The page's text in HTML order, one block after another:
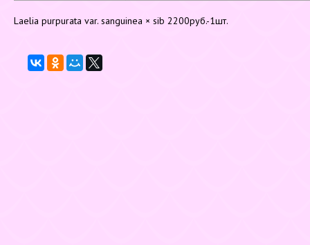
Laelia purpurata var. sanguinea × sib 2200руб.-1шт.